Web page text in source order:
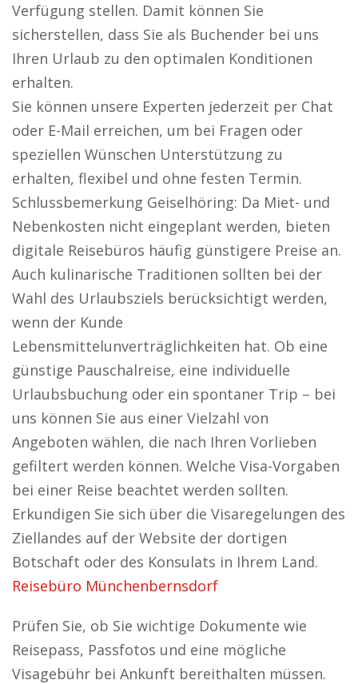
Verfügung stellen. Damit können Sie
sicherstellen, dass Sie als Buchender bei uns
Ihren Urlaub zu den optimalen Konditionen
erhalten.
Sie können unsere Experten jederzeit per Chat
oder E-Mail erreichen, um bei Fragen oder
speziellen Wünschen Unterstützung zu
erhalten, flexibel und ohne festen Termin.
Schlussbemerkung Geiselhöring: Da Miet- und
Nebenkosten nicht eingeplant werden, bieten
digitale Reisebüros häufig günstigere Preise an.
Auch kulinarische Traditionen sollten bei der
Wahl des Urlaubsziels berücksichtigt werden,
wenn der Kunde
Lebensmittelunverträglichkeiten hat. Ob eine
günstige Pauschalreise, eine individuelle
Urlaubsbuchung oder ein spontaner Trip – bei
uns können Sie aus einer Vielzahl von
Angeboten wählen, die nach Ihren Vorlieben
gefiltert werden können. Welche Visa-Vorgaben
bei einer Reise beachtet werden sollten.
Erkundigen Sie sich über die Visaregelungen des
Ziellandes auf der Website der dortigen
Botschaft oder des Konsulats in Ihrem Land.
Reisebüro Münchenbernsdorf
Prüfen Sie, ob Sie wichtige Dokumente wie
Reisepass, Passfotos und eine mögliche
Visagebühr bei Ankunft bereithalten müssen.